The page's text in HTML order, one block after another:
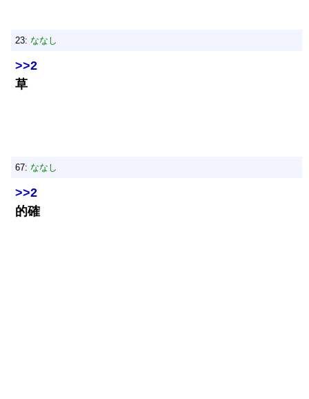
23: ななし
>>2
草
67: ななし
>>2
的確